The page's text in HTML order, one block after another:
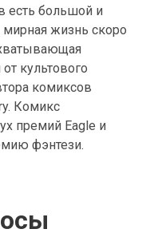
есть большой и
мирная жизнь скоро
культового
комиксов
Комикс
премий Eagle и
фэнтези.